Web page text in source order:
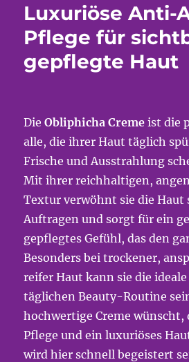
Luxuriöse Anti-
Pflege für
gepflegte Haut
DieObliphicha Creme ist die
alle, die ihrer Haut täglich
Frische und Ausstrahlung
Mit ihrer reichhaltigen,
Textur verwöhnt sie die Haut
Auftragen und sorgt für ein
gepflegtes Gefühl, das den
Besonders bei trockener,
reifer Haut kann sie die
täglichen Beauty-Routine
hochwertige Creme
Pflege und ein luxuriöses
wird hier schnell begeistert